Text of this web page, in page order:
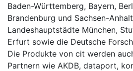
Baden-Württemberg, Bayern,
Brandenburg und Sachsen-
Landeshauptstädte München,
Erfurt sowie die Deutsche
Die Produkte von cit werden
Partnern wie AKDB, dataport,